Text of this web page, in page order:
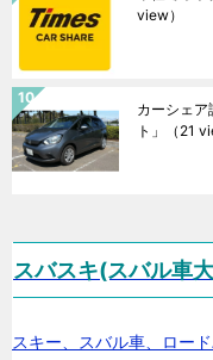
view）
カーシェア
ト」
（21
スバスキ(スバル車
スキー、スバル車、ロー